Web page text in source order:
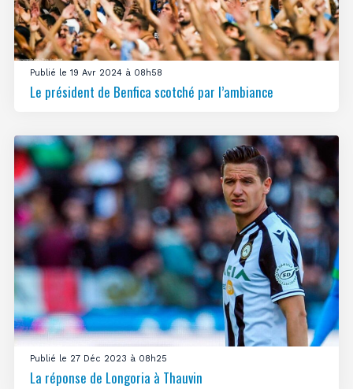
Publié le 19 Avr 2024 à 08h58
Le président de Benfica scotché par l’ambiance
Publié le 27 Déc 2023 à 08h25
La réponse de Longoria à Thauvin